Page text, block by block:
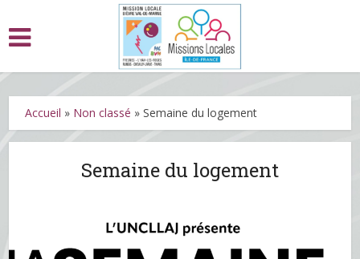
Accueil » Non classé »Semaine du logement
Semaine du logement